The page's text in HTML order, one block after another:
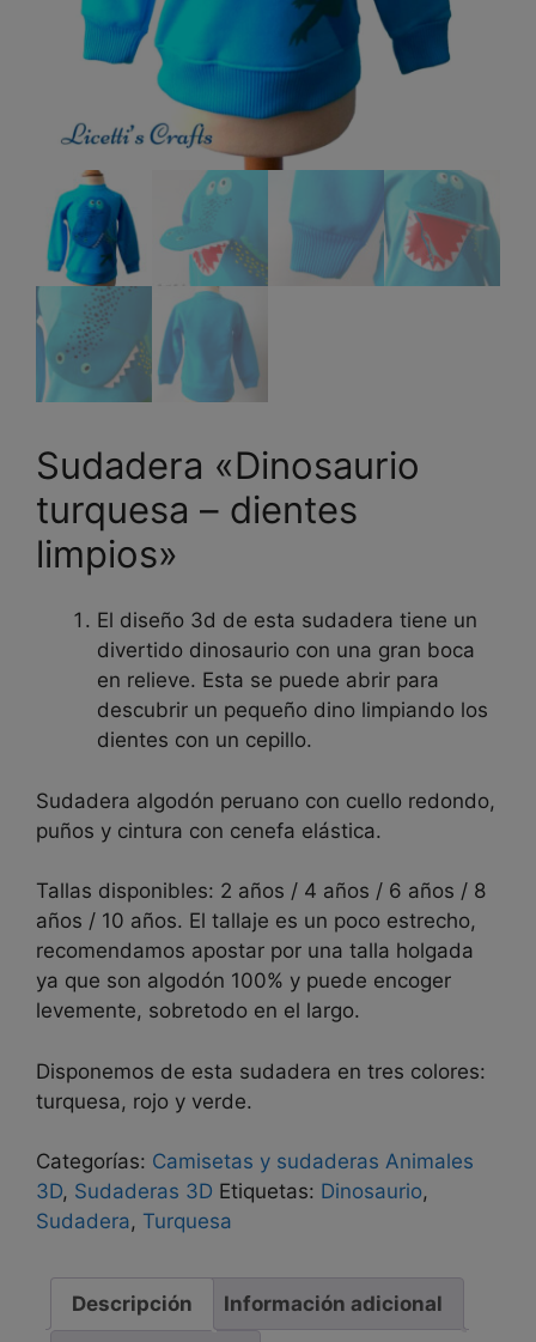
Sudadera «Dinosaurio
turquesa – dientes
limpios»
El diseño 3d de esta sudadera tiene un
divertido dinosaurio con una gran boca
en relieve. Esta se puede abrir para
descubrir un pequeño dino limpiando los
dientes con un cepillo.
Sudadera algodón peruano con cuello redondo,
puños y cintura con cenefa elástica.
Tallas disponibles: 2 años / 4 años / 6 años / 8
años / 10 años. El tallaje es un poco estrecho,
recomendamos apostar por una talla holgada
ya que son algodón 100% y puede encoger
levemente, sobretodo en el largo.
Disponemos de esta sudadera en tres colores:
turquesa, rojo y verde.
Categorías: Camisetas y sudaderas Animales
3D, Sudaderas 3D Etiquetas: Dinosaurio,
Sudadera, Turquesa
Descripción Información adicional